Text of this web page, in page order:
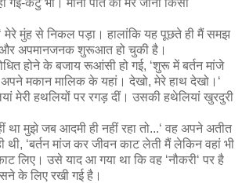
मेरे मुंह से निकल पड़ा। हालांकि यह पूछते ही मैं समझ
अपमानजनक शुरूआत हो चुकी है।
होने के बजाय रूआंसी हो गई, ‘शुरू में बर्तन मांजे
मकान मालिक के यहां। देखो, मेरे हाथ देखो।‘
मेरी हथलियों पर रगड़ दीं। उसकी हथेलियां खुरदुरी
था मुझे जब आदमी ही नहीं रहा तो...‘ वह अपने अतीत
‘बर्तन मांज कर जीवन काट लेती मैं लेकिन वहां भी
लिए। उसे याद आ गया था कि वह ‘नौकरी‘ पर है
के लिए रखी गई है।